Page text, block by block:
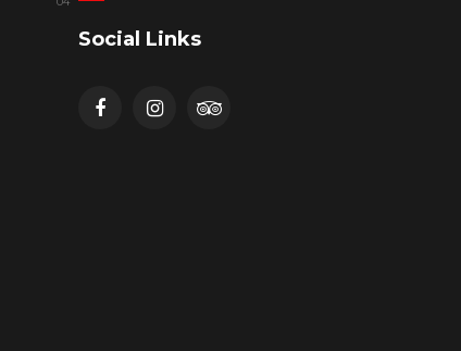
Social Links